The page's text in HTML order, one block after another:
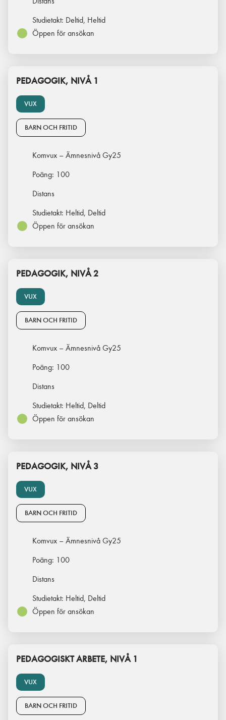
Studietakt: Deltid, Heltid
Öppen för ansökan
VUX
PEDAGOGIK, NIVÅ 1
BARN OCH FRITID
Komvux – Ämnesnivå Gy25
Poäng: 100
Distans
Studietakt: Heltid, Deltid
Öppen för ansökan
VUX
PEDAGOGIK, NIVÅ 2
BARN OCH FRITID
Komvux – Ämnesnivå Gy25
Poäng: 100
Distans
Studietakt: Heltid, Deltid
Öppen för ansökan
VUX
PEDAGOGIK, NIVÅ 3
BARN OCH FRITID
Komvux – Ämnesnivå Gy25
Poäng: 100
Distans
Studietakt: Heltid, Deltid
Öppen för ansökan
VUX
PEDAGOGISKT ARBETE, NIVÅ 1
BARN OCH FRITID